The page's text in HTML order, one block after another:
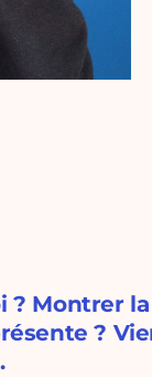
? Montrer
?